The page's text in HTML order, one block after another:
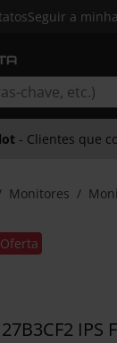
Seguir a
- Clientes que
Monitores
Oferta
IPS